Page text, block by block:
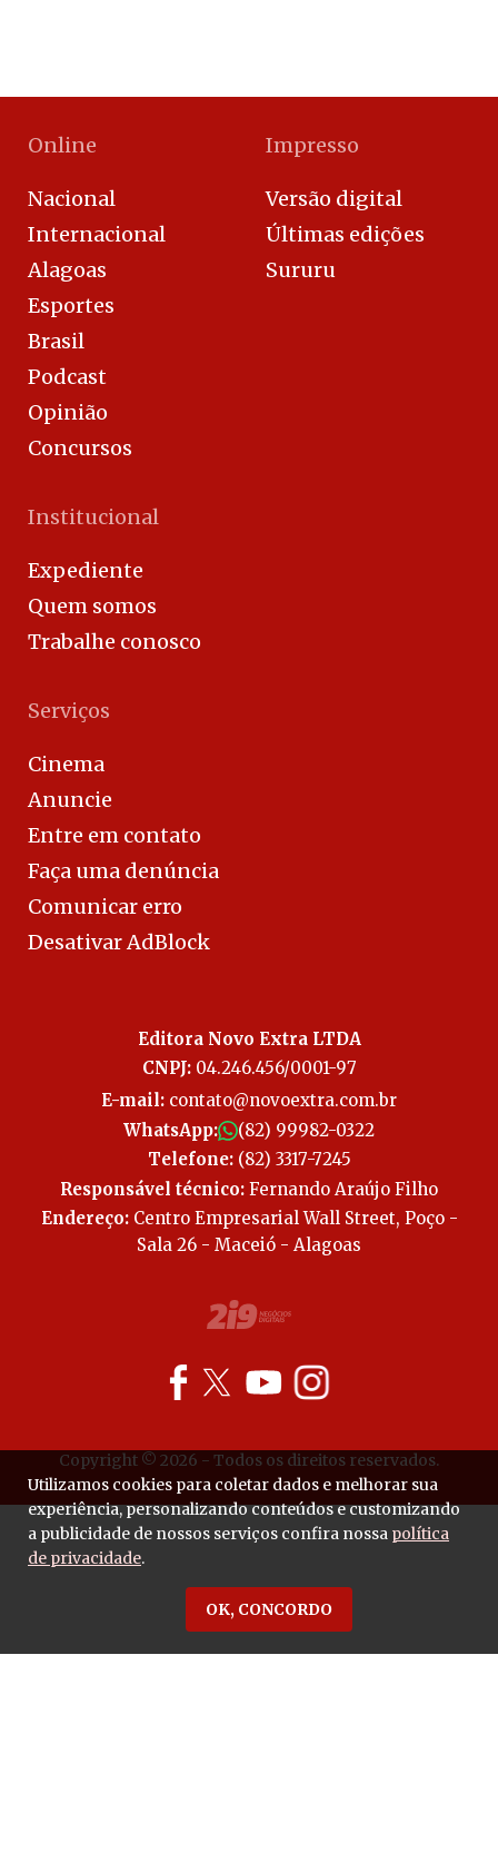
Online
Nacional
Internacional
Alagoas
Esportes
Brasil
Podcast
Opinião
Concursos
Impresso
Versão digital
Últimas edições
Sururu
Institucional
Expediente
Quem somos
Trabalhe conosco
Serviços
Cinema
Anuncie
Entre em contato
Faça uma denúncia
Comunicar erro
Desativar AdBlock
Editora Novo Extra LTDA
CNPJ:04.246.456/0001-97
E-mail: contato@novoextra.com.br
WhatsApp:
(82) 99982-0322
Telefone:(82) 3317-7245
Responsável técnico: Fernando Araújo Filho
Endereço:Centro Empresarial Wall Street, Poço -
Sala 26 - Maceió - Alagoas
Copyright © 2026 - Todos os direitos reservados.
Utilizamos cookies para coletar dados e melhorar sua
experiência, personalizando conteúdos e customizando
a publicidade de nossos serviços confira nossa política
de privacidade.
OK, CONCORDO